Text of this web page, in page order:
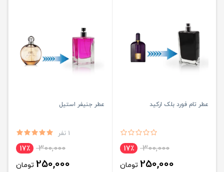
عطر تام فورد بلک ارکید
300,000 17٪
250,000 تومان
عطر جنیفر استیل
1 نفر
300,000 17٪
250,000 تومان